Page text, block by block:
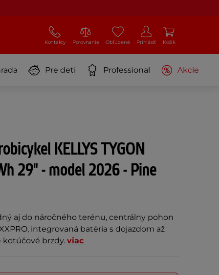
Kontakty Porovnanie Obľúbené Prihlásiť Košík
Pre deti Professional Akcie
KELLYS TYGON
29" - model 2026 - Pine
aj do náročného terénu, centrálny pohon
integrovaná batéria s dojazdom až
kotúčové brzdy. viac